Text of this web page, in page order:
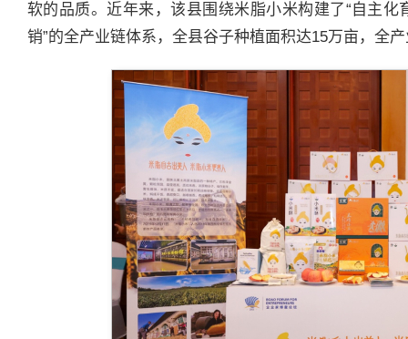
软的品质。近年来，该县围绕米脂小米构建了“自主
销”的全产业链体系，全县谷子种植面积达15万亩，全